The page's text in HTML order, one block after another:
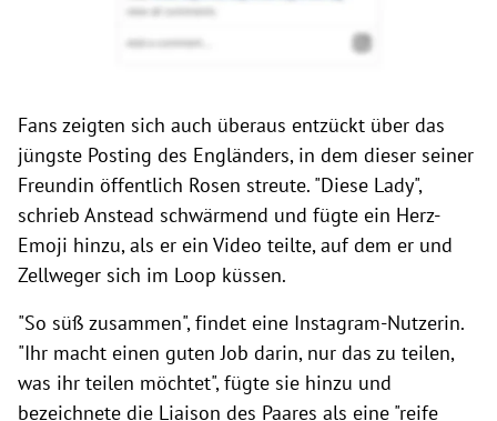
Fans zeigten sich auch überaus entzückt über das
jüngste Posting des Engländers, in dem dieser seiner
Freundin öffentlich Rosen streute. "Diese Lady",
schrieb Anstead schwärmend und fügte ein Herz-
Emoji hinzu, als er ein Video teilte, auf dem er und
Zellweger sich im Loop küssen.
"So süß zusammen", findet eine Instagram-Nutzerin.
"Ihr macht einen guten Job darin, nur das zu teilen,
was ihr teilen möchtet", fügte sie hinzu und
bezeichnete die Liaison des Paares als eine "reife